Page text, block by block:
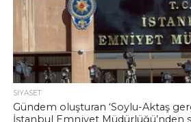
SIYASET
Gündem oluşturan ‘Soylu-Aktaş
İstanbul Emniyet Müdürlüğü’nden